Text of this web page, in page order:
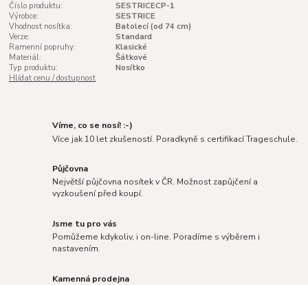
Číslo produktu:
SESTRICECP-1
Výrobce:
SESTRICE
Vhodnost nosítka:
Batolecí (od 74 cm)
Verze:
Standard
Ramenní popruhy:
Klasické
Materiál:
Šátkové
Typ produktu:
Nosítko
Hlídat cenu / dostupnost
Víme, co se nosí! :-)
Více jak 10 let zkušeností. Poradkyně s certifikací Trageschule.
Půjčovna
Největší půjčovna nosítek v ČR. Možnost zapůjčení a
vyzkoušení před koupí.
Jsme tu pro vás
Pomůžeme kdykoliv, i on-line. Poradíme s výběrem i
nastavením.
Kamenná prodejna